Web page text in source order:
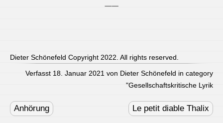
——
Dieter Schönefeld Copyright 2022. All rights reserved.
Verfasst 18. Januar 2021 von Dieter Schönefeld in category
"Gesellschaftskritische Lyrik
navigation
Anhörung Le petit diable Thalix